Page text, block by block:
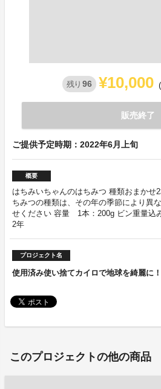
残り 96 ¥10,000
販売終了
ご提供予定時期：2022年6月上旬
概要
はちみいちゃんのはちみつ 種類おまか
ちみつの種類は、その年の季節により異
せください 容量 1本：200g ビン重量込
2年
プロジェクト名
使用済み使い捨てカイロで地球を綺麗に！
このプロジェクトの他の商品